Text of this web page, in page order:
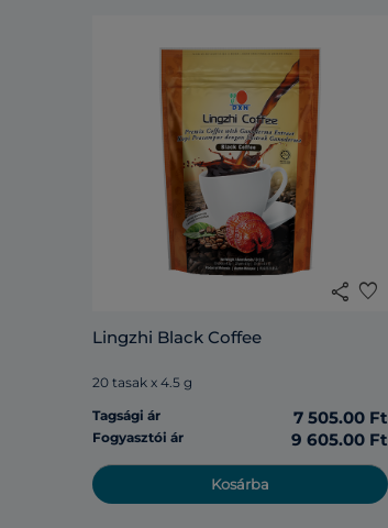
share favorite
Lingzhi Black Coffee
20 tasak x 4.5 g
Tagsági ár
7 505.00 Ft
Fogyasztói ár 9 605.00 Ft
Kosárba